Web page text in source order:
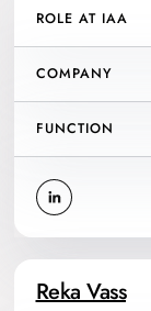
ROLE AT IAA
COMPANY
FUNCTION
Reka Vass